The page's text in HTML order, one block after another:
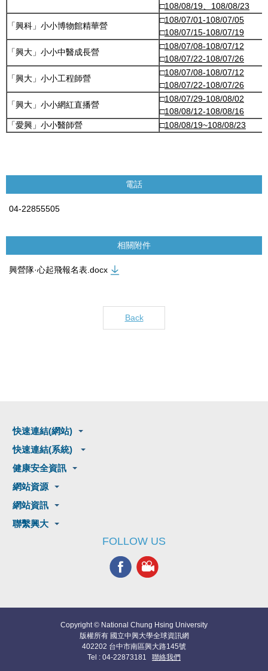
□108/08/19、108/08/23
「興科」小小博物館精華營
□108/07/01-108/07/05
□108/07/15-108/07/19
「興大」小小中醫成長營
□108/07/08-108/07/12
□108/07/22-108/07/26
「興大」小小工程師營
□108/07/08-108/07/12
□108/07/22-108/07/26
「興大」小小網紅直播營
□108/07/29-108/08/02
□108/08/12-108/08/16
「愛興」小小醫師營
□108/08/19~108/08/23
電話
04-22855505
相關附件
興營隊·心起飛報名表.docx
Back
快速連結(網站)
快速連結(系統)
健康安全資訊
網站資源
網站資訊
聯繫興大
FOLLOW US
Copyright © National Chung Hsing University
版權所有 國立中興大學全球資訊網
402202 台中市南區興大路145號
Tel : 04-22873181 聯絡我們